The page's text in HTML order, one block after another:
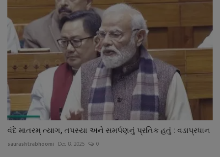
વંદે માતરમ્ ત્યાગ, તપસ્યા અને સમર્પણનું પ્રતિક હતું : વડાપ્રધાન
saurashtrabhoomi Dec 8, 2025 0